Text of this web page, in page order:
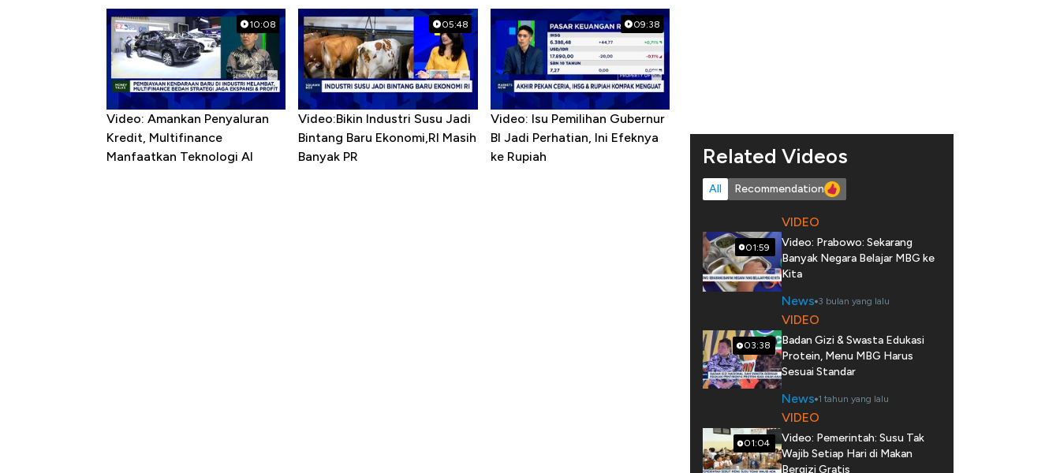
10:08
Video: Amankan Penyaluran
Kredit, Multifinance
Manfaatkan Teknologi AI
05:48
Video:Bikin Industri Susu Jadi
Bintang Baru Ekonomi,RI Masih
Banyak PR
09:38
Video: Isu Pemilihan Gubernur
BI Jadi Perhatian, Ini Efeknya
ke Rupiah
Related Videos
All Recommendation
01:59
VIDEO
Video: Prabowo: Sekarang
Banyak Negara Belajar MBG ke
Kita
News 3 bulan yang lalu
03:38
VIDEO
Badan Gizi & Swasta Edukasi
Protein, Menu MBG Harus
Sesuai Standar
News 1 tahun yang lalu
01:04
VIDEO
Video: Pemerintah: Susu Tak
Wajib Setiap Hari di Makan
Bergizi Gratis